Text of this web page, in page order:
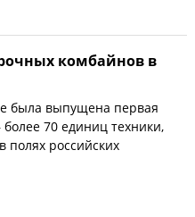
комбайнов в
была выпущена первая
70 единиц техники,
полях российских